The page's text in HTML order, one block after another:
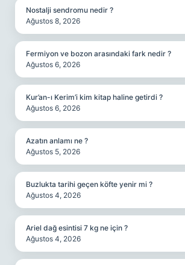
Nostalji sendromu nedir ?
Ağustos 8, 2026
Fermiyon ve bozon arasındaki fark nedir ?
Ağustos 6, 2026
Kur’an-ı Kerim’i kim kitap haline getirdi ?
Ağustos 6, 2026
Azatın anlamı ne ?
Ağustos 5, 2026
Buzlukta tarihi geçen köfte yenir mi ?
Ağustos 4, 2026
Ariel dağ esintisi 7 kg ne için ?
Ağustos 4, 2026